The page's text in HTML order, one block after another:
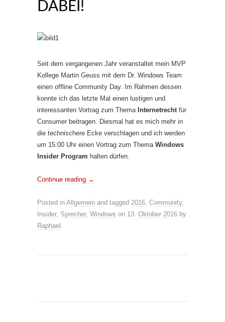
DABEI!
Seit dem vergangenen Jahr veranstaltet mein MVP
Kollege Martin Geuss mit dem Dr. Windows Team
einen offline Community Day. Im Rahmen dessen
konnte ich das letzte Mal einen lustigen und
interessanten Vortrag zum ThemaInternetrechtfür
Consumer beitragen. Diesmal hat es mich mehr in
die technischere Ecke verschlagen und ich werden
um 15:00 Uhr einen Vortrag zum Thema Windows
Insider Program halten dürfen.
Continue reading →
Posted in Allgemein and tagged 2016, Community,
Insider, Sprecher, Windows on 13. Oktober 2016 by
Raphael .